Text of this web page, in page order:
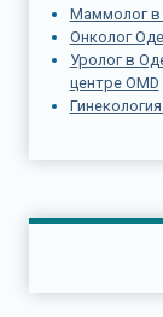
Маммолог в
Онколог
Уролог в
центре OMD